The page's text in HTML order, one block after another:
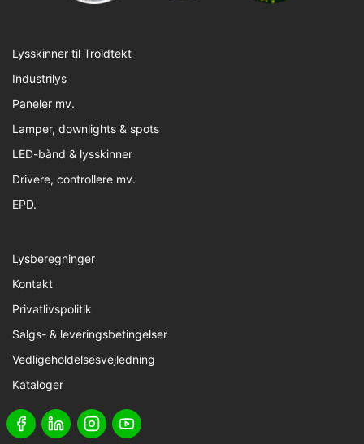
Lysskinner til Troldtekt
Industrilys
Paneler mv.
Lamper, downlights & spots
LED-bånd & lysskinner
Drivere, controllere mv.
EPD.
Lysberegninger
Kontakt
Privatlivspolitik
Salgs- & leveringsbetingelser
Vedligeholdelsesvejledning
Kataloger